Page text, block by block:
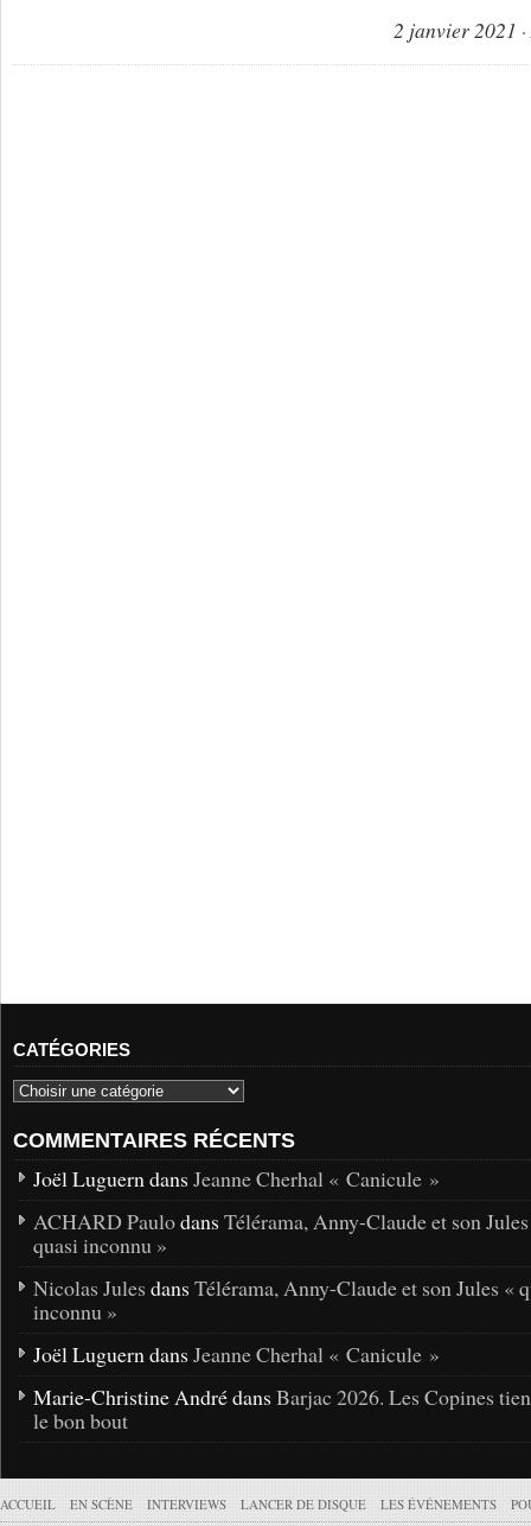
2 janvier 2021
CATÉGORIES
COMMENTAIRES RÉCENTS
Joël Luguern dans Jeanne Cherhal « Canicule »
ACHARD Paulodans Télérama, Anny-Claude et son
quasi inconnu »
Nicolas Jules dans Télérama, Anny-Claude et son Jules «
inconnu »
Joël Luguern dans Jeanne Cherhal « Canicule »
Marie-Christine André dans Barjac 2026. Les Copines
le bon bout
ACCUEIL EN SCÈNE INTERVIEWS LANCER DE DISQUE LES ÉVÉNEMENTS